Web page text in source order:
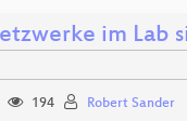
im Lab
194 Robert Sander